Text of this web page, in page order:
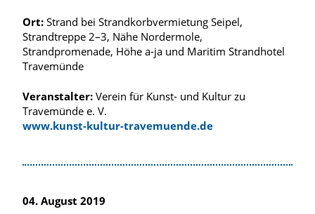
Ort: Strand bei Strandkorbvermietung Seipel,
Strandtreppe 2–3, Nähe Nordermole,
Strandpromenade, Höhe a-ja und Maritim Strandhotel
Travemünde
Veranstalter: Verein für Kunst- und Kultur zu
Travemünde e. V.
www.kunst-kultur-travemuende.de
04. August 2019